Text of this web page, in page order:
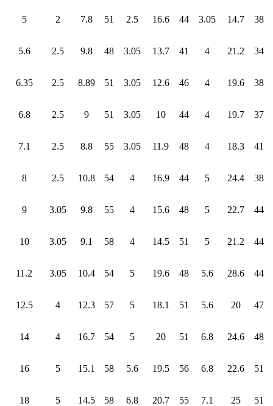
5 2 7.8 51 2.5 16.6 44 3.05 14.7 38
5.6 2.5 9.8 48 3.05 13.7 41 4 21.2 34
6.35 2.5 8.89 51 3.05 12.6 46 4 19.6 38
6.8 2.5 9 51 3.05 10 44 4 19.7 37
7.1 2.5 8.8 55 3.05 11.9 48 4 18.3 41
8 2.5 10.8 54 4 16.9 44 5 24.4 38
9 3.05 9.8 55 4 15.6 48 5 22.7 44
10 3.05 9.1 58 4 14.5 51 5 21.2 44
11.2 3.05 10.4 54 5 19.6 48 5.6 28.6 44
12.5 4 12.3 57 5 18.1 51 5.6 20 47
14 4 16.7 54 5 20 51 6.8 24.6 48
16 5 15.1 58 5.6 19.5 56 6.8 22.6 51
18 5 14.5 58 6.8 20.7 55 7.1 25 51